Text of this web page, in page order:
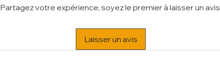
Partagez votre expérience, soyez le premier à laisser un
Laisser un avis